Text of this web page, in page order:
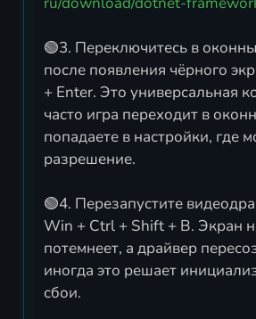
🟢3. Переключитесь в
после появления чёрного
+ Enter. Это универсальная
часто игра переходит в
попадаете в настройки, где
разрешение.
🟢4. Перезапустите
Win + Ctrl + Shift + B. Экран
потемнеет, а драйвер
иногда это решает
сбои.